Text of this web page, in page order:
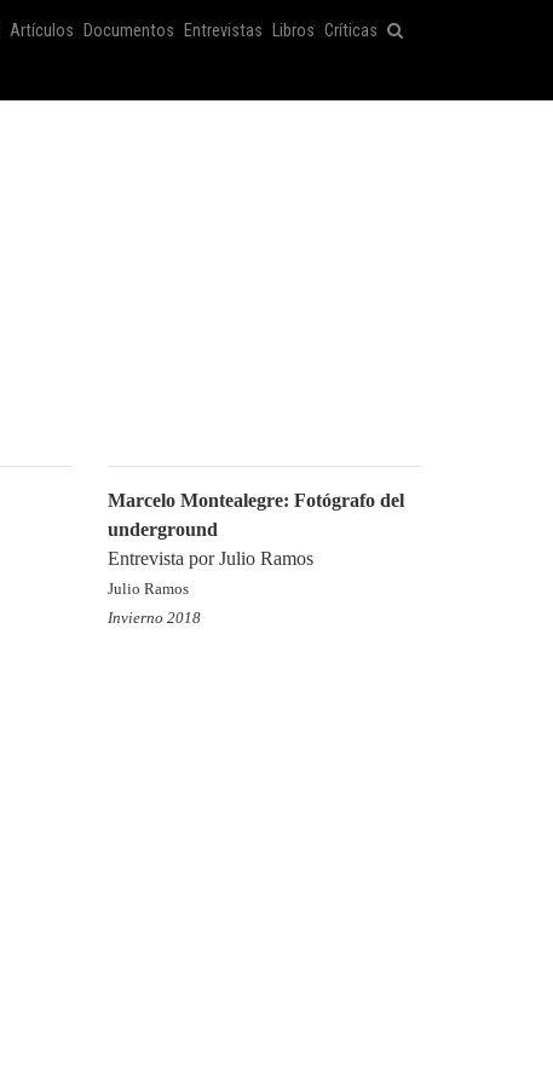
Artículos Documentos Entrevistas Libros Críticas
Marcelo Montealegre: Fotógrafo del
underground
Entrevista por Julio Ramos
Julio Ramos
Invierno 2018